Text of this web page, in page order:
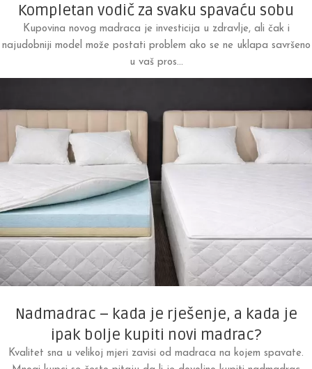
Kompletan vodič za svaku spavaću sobu
Kupovina novog madraca je investicija u zdravlje, ali čak i
najudobniji model može postati problem ako se ne uklapa savršeno
u vaš pros...
Nadmadrac – kada je rješenje, a kada je
ipak bolje kupiti novi madrac?
Kvalitet sna u velikoj mjeri zavisi od madraca na kojem spavate.